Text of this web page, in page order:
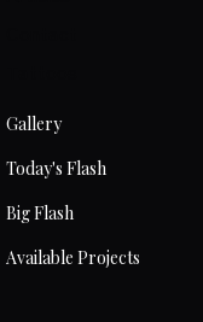
Gallery
Today's Flash
Big Flash
Available Projects